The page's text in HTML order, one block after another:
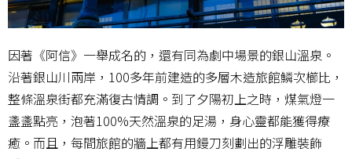
因著《阿信》一舉成名的，還有同為劇中場景的銀山溫泉。
沿著銀山川兩岸，100多年前建造的多層木造旅館鱗次櫛比，
整條溫泉街都充滿復古情調。到了夕陽初上之時，煤氣燈一
盞盞點亮，泡著100%天然溫泉的足湯，身心靈都能獲得療
癒。而且，每間旅館的牆上都有用鏝刀刻劃出的浮雕裝飾